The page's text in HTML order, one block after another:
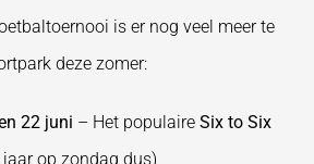
is er nog veel meer te
deze zomer:
22 juni – Het populaire Six to Six
op zondag dus)